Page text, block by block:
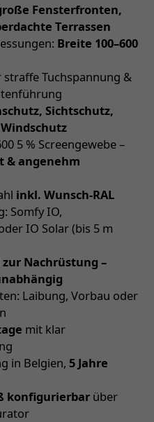
Fensterfronten,
Terrassen
Breite 100–600
straffe Tuchspannung &
Sichtschutz,
5 % Screengewebe –
& angenehm
inkl. Wunsch-RAL
Somfy IO,
IO Solar (bis 5 m
Nachrüstung –
Laibung, Vorbau oder
mit klar
in Belgien, 5 Jahre
konfigurierbar über